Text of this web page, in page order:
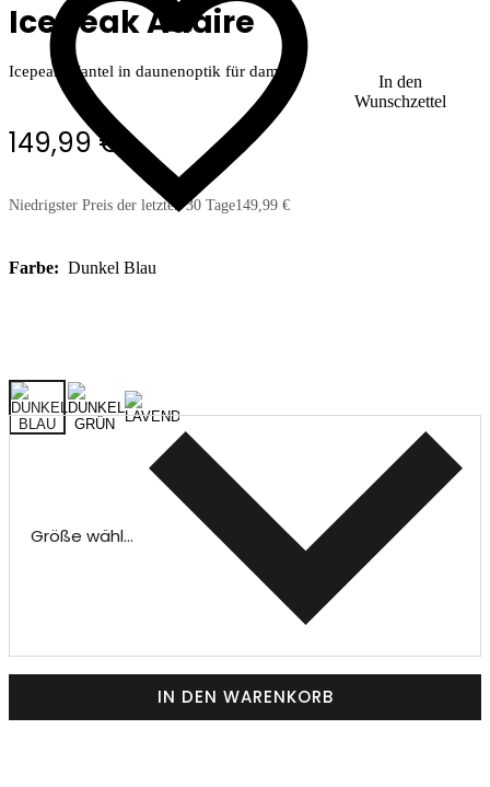
In den
Wunschzettel
Icepeak Adaire
Icepeak Mantel in daunenoptik für damen
149,99 €
Niedrigster Preis der letzten 30 Tage149,99 €
Farbe: Dunkel Blau
Größe wählen
IN DEN WARENKORB